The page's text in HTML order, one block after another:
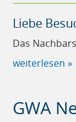
Liebe
Das
weiterlesen »
GWA